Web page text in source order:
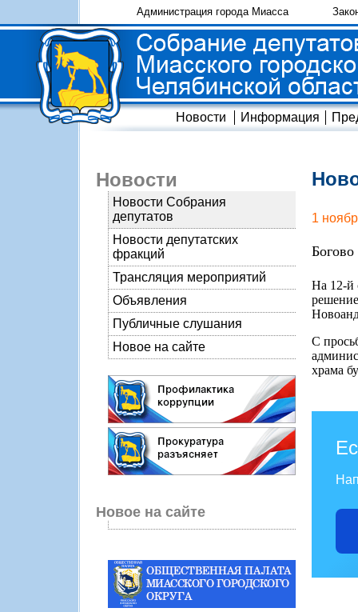
Администрация города Миасса
Новости Информация
Новости
Новости Собрания
депутатов
Новости депутатских
фракций
Трансляция мероприятий
Объявления
Публичные слушания
Новое на сайте
Новое на сайте
1
На 12-й
С
храма